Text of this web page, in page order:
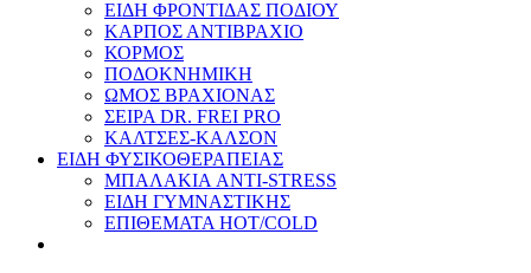
ΕΙΔΗ ΦΡΟΝΤΙΔΑΣ ΠΟΔΙΟΥ
ΚΑΡΠΟΣ ΑΝΤΙΒΡΑΧΙΟ
ΚΟΡΜΟΣ
ΠΟΔΟΚΝΗΜΙΚΗ
ΩΜΟΣ ΒΡΑΧΙΟΝΑΣ
ΣΕΙΡΑ DR. FREI PRO
ΚΑΛΤΣΕΣ-ΚΑΛΣΟΝ
ΕΙΔΗ ΦΥΣΙΚΟΘΕΡΑΠΕΙΑΣ
ΜΠΑΛΑΚΙΑ ANTI-STRESS
ΕΙΔΗ ΓΥΜΝΑΣΤΙΚΗΣ
ΕΠΙΘΕΜΑΤΑ HOT/COLD